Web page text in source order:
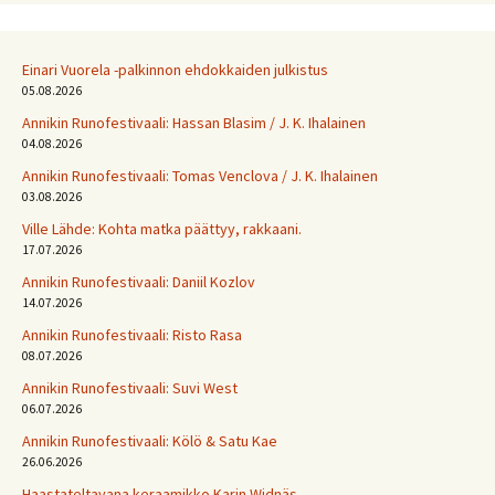
Einari Vuorela -palkinnon ehdokkaiden julkistus
05.08.2026
Annikin Runofestivaali: Has­san Bla­sim / J. K. Ihalainen
04.08.2026
Annikin Runofestivaali: Tomas Venclova / J. K. Ihalainen
03.08.2026
Ville Lähde: Kohta matka päättyy, rakkaani.
17.07.2026
Annikin Runofestivaali: Daniil Kozlov
14.07.2026
Annikin Runofestivaali: Risto Rasa
08.07.2026
Annikin Runofestivaali: Suvi West
06.07.2026
Annikin Runofestivaali: Kölö & Satu Kae
26.06.2026